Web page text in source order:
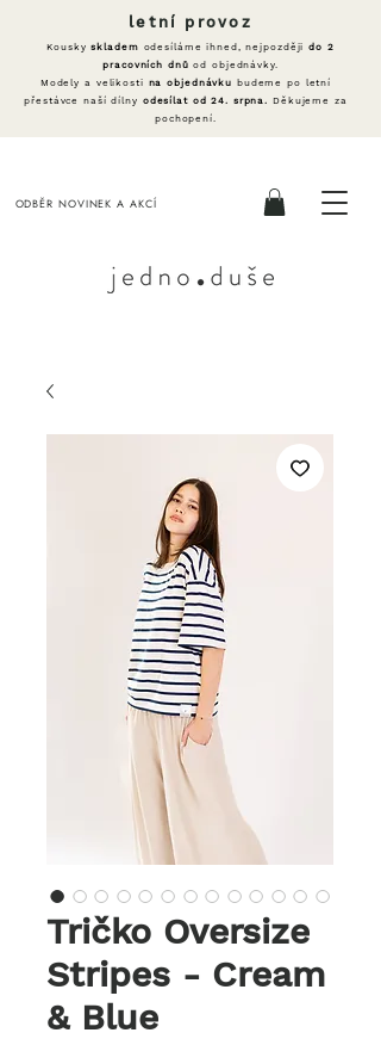
ODBĚR NOVINEK A AKCÍ
letní provoz
Kouskyskladem odesíláme ihned, nejpozdějido 2
pracovních dnů od objednávky.
Modely a velikosti na objednávku
budeme po letní
přestávce naší dílny odesílat od 24. srpna. Děkujeme za
pochopení.
Tričko Oversize
Stripes - Cream
& Blue